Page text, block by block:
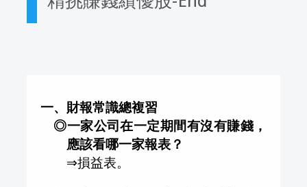
一、財報常識總複習
◎一家公司在一定期間有沒有賺錢，
應該看哪一家報表？
⇒損益表。